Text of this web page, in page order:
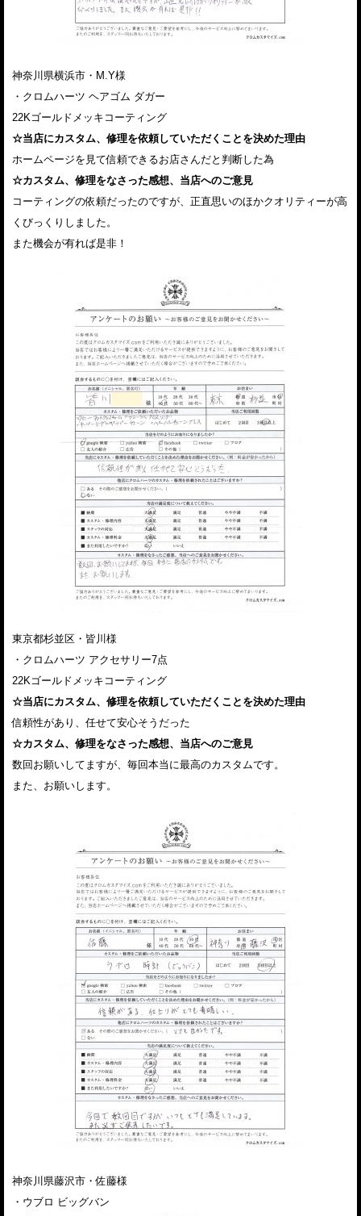
神奈川県横浜市・M.Y様
・クロムハーツ ヘアゴム ダガー
22Kゴールドメッキコーティング
☆当店にカスタム、修理を依頼していただくことを決めた理由
ホームページを見て信頼できるお店さんだと判断した為
☆カスタム、修理をなさった感想、当店へのご意見
コーティングの依頼だったのですが、正直思いのほかクオリティーが高
くびっくりしました。
また機会が有れば是非！
東京都杉並区・皆川様
・クロムハーツ アクセサリー7点
22Kゴールドメッキコーティング
☆当店にカスタム、修理を依頼していただくことを決めた理由
信頼性があり、任せて安心そうだった
☆カスタム、修理をなさった感想、当店へのご意見
数回お願いしてますが、毎回本当に最高のカスタムです。
また、お願いします。
神奈川県藤沢市・佐藤様
・ウブロ ビッグバン